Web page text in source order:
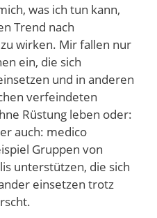
was ich tun kann,
Trend nach
wirken. Mir fallen nur
ein, die sich
und in anderen
verfeindeten
Rüstung leben oder:
auch: medico
Gruppen von
unterstützen, die sich
einsetzen trotz